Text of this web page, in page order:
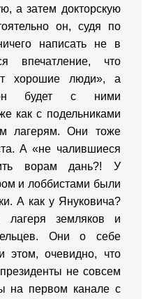
а затем докторскую
он, судя по
написать не в
впечатление, что
хорошие люди», а
будет с ними
как с подельниками
лагерям. Они тоже
А «не чалившиеся
ворам дань?! У
и лоббистами были
А как у Януковича?
лагеря земляков и
Они о себе
этом, очевидно, что
не совсем
на первом канале с